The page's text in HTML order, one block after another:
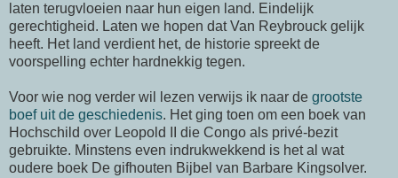
laten terugvloeien naar hun eigen land. Eindelijk
gerechtigheid. Laten we hopen dat Van Reybrouck gelijk
heeft. Het land verdient het, de historie spreekt de
voorspelling echter hardnekkig tegen.
Voor wie nog verder wil lezen verwijs ik naar de grootste
boef uit de geschiedenis. Het ging toen om een boek van
Hochschild over Leopold II die Congo als privé-bezit
gebruikte. Minstens even indrukwekkend is het al wat
oudere boek De gifhouten Bijbel van Barbare Kingsolver.